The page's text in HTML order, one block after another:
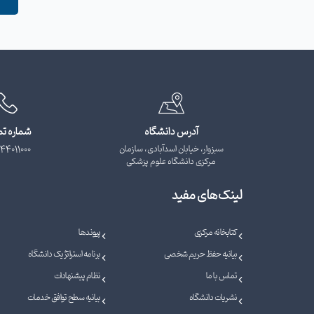
آدرس دانشگاه
سبزوار، خیابان اسدآبادی، سازمان
مرکزی دانشگاه علوم پزشکی
شماره
لینک‌های مفید
کتابخانه مرکزی پیوندها
بیانیه حفظ حریم شخصی
برنامه استراتژیک دانشگاه
تماس با ما
نظام پیشنهادات
نشریات دانشگاه
بیانیه سطح توافق خدمات